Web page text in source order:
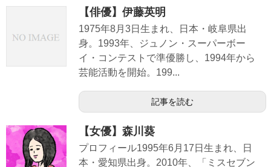
【俳優】伊藤英明
1975年8月3日生まれ、日本・岐阜県出
身。1993年、ジュノン・スーパーボー
イ・コンテストで準優勝し、1994年から
芸能活動を開始。199...
記事を読む
【女優】森川葵
プロフィール1995年6月17日生まれ、日
本・愛知県出身。2010年、「ミスセブン